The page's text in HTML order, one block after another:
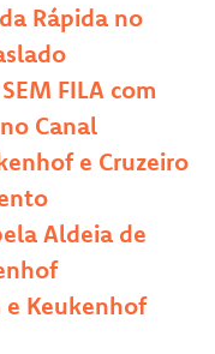
Rápida no
FILA com
Canal
e Cruzeiro
Aldeia de
e Keukenhof